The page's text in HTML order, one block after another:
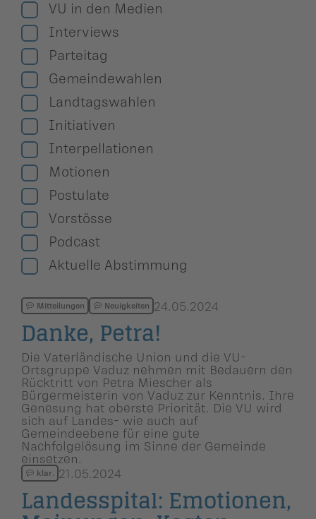
uns
VU in den Medien
Interviews
Parteitag
Gemeindewahlen
Landtagswahlen
Initiativen
Interpellationen
Motionen
Postulate
Vorstösse
Podcast
Aktuelle Abstimmung
Mitteilungen Neuigkeiten 24.05.2024
Danke, Petra!
Die Vaterländische Union und die VU-
Ortsgruppe Vaduz nehmen mit Bedauern den
Rücktritt von Petra Miescher als
Bürgermeisterin von Vaduz zur Kenntnis. Ihre
Genesung hat oberste Priorität. Die VU wird
sich auf Landes- wie auch auf
Gemeindeebene für eine gute
Nachfolgelösung im Sinne der Gemeinde
einsetzen.
klar. 21.05.2024
Landesspital: Emotionen,